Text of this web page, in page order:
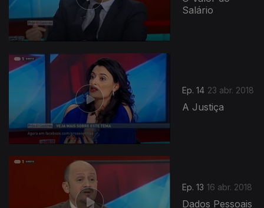
Salário
Ep. 14 23 abr. 2018
A Justiça
Ep. 13 16 abr. 2018
Dados Pessoais